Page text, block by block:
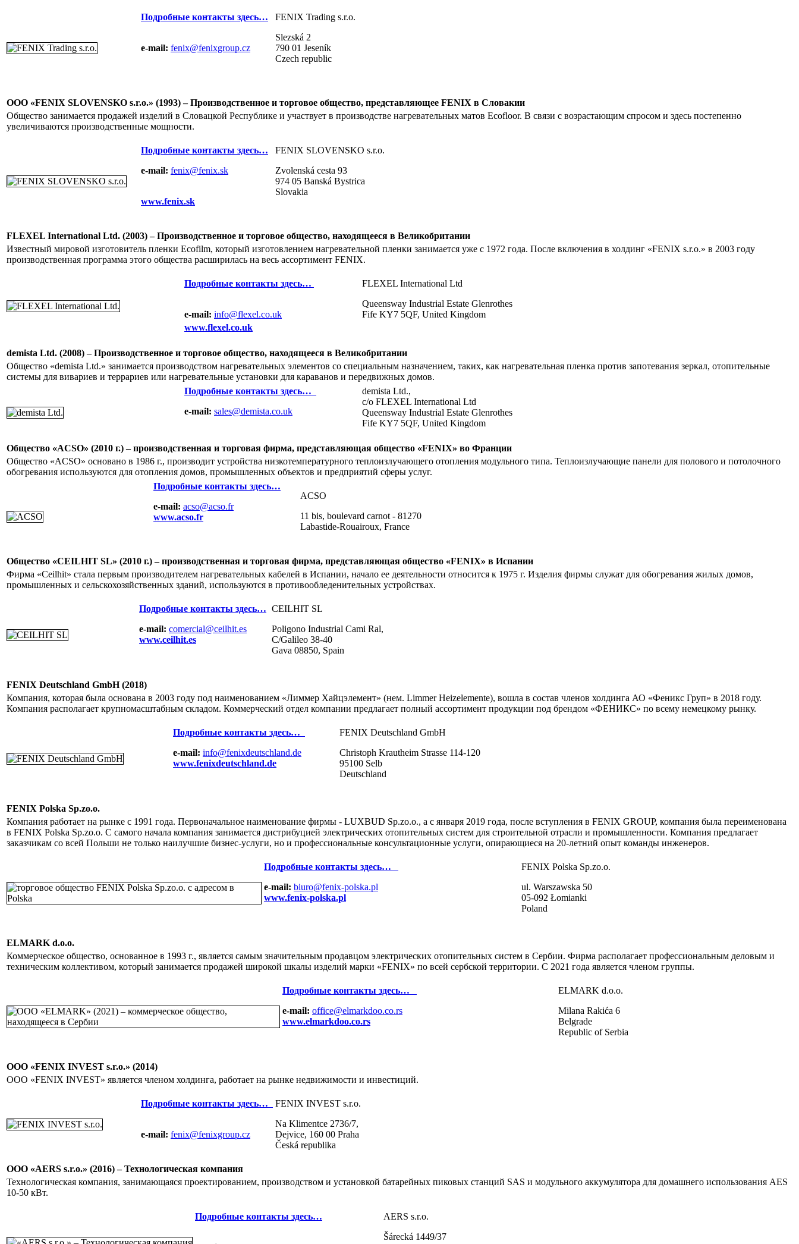
Подробные контакты здесь…
e-mail: fenix@fenixgroup.cz
FENIX Trading s.r.o.
Slezská 2
790 01 Jeseník
Czech republic
ООО «FENIX SLOVENSKO s.r.o.» (1993) – Производственное и торговое общество, представляющее FENIX в Словакии
Общество занимается продажей изделий в Словацкой Республике и участвует в производстве нагревательных матов Ecofloor. В связи с возрастающим спросом и здесь постепенно
увеличиваются производственные мощности.
Подробные контакты здесь…
e-mail: fenix@fenix.sk
www.fenix.sk
FENIX SLOVENSKO s.r.o.
Zvolenská cesta 93
974 05 Banská Bystrica
Slovakia
FLEXEL International Ltd. (2003) – Производственное и торговое общество, находящееся в Великобритании
Известный мировой изготовитель пленки Ecofilm, который изготовлением нагревательной пленки занимается уже с 1972 года. После включения в холдинг «FENIX s.r.o.» в 2003 году
производственная программа этого общества расширилась на весь ассортимент FENIX.
Подробные контакты здесь…
e-mail: info@flexel.co.uk
www.flexel.co.uk
FLEXEL International Ltd
Queensway Industrial Estate Glenrothes
Fife KY7 5QF, United Kingdom
demista Ltd. (2008) – Производственное и торговое общество, находящееся в Великобритании
Общество «demista Ltd.» занимается производством нагревательных элементов со специальным назначением, таких, как нагревательная пленка против запотевания зеркал, отопительные
системы для вивариев и террариев или нагревательные установки для караванов и передвижных домов.
Подробные контакты здесь…
e-mail: sales@demista.co.uk
demista Ltd.,
c/o FLEXEL International Ltd
Queensway Industrial Estate Glenrothes
Fife KY7 5QF, United Kingdom
Общество «ACSO» (2010 г.) – производственная и торговая фирма, представляющая общество «FENIX» во Франции
Общество «ACSO» основано в 1986 г., производит устройства низкотемпературного теплоизлучающего отопления модульного типа. Теплоизлучающие панели для полового и потолочного
обогревания используются для отопления домов, промышленных объектов и предприятий сферы услуг.
Подробные контакты здесь…
e-mail: acso@acso.fr
www.acso.fr
ACSO
11 bis, boulevard carnot - 81270
Labastide-Rouairoux, France
Общество «CEILHIT SL» (2010 г.) – производственная и торговая фирма, представляющая общество «FENIX» в Испании
Фирма «Ceilhit» стала первым производителем нагревательных кабелей в Испании, начало ее деятельности относится к 1975 г. Изделия фирмы служат для обогревания жилых домов,
промышленных и сельскохозяйственных зданий, используются в противообледенительных устройствах.
Подробные контакты здесь…
e-mail: comercial@ceilhit.es
www.ceilhit.es
CEILHIT SL
Poligono Industrial Cami Ral,
C/Galileo 38-40
Gava 08850, Spain
FENIX Deutschland GmbH (2018)
Компания, которая была основана в 2003 году под наименованием «Лиммер Хайцэлемент» (нем. Limmer Heizelemente), вошла в состав членов холдинга АО «Феникс Груп» в 2018 году.
Компания располагает крупномасштабным складом. Коммерческий отдел компании предлагает полный ассортимент продукции под брендом «ФЕНИКС» по всему немецкому рынку.
Подробные контакты здесь…
e-mail: info@fenixdeutschland.de
www.fenixdeutschland.de
FENIX Deutschland GmbH
Christoph Krautheim Strasse 114-120
95100 Selb
Deutschland
FENIX Polska Sp.zo.o.
Компания работает на рынке с 1991 года. Первоначальное наименование фирмы - LUXBUD Sp.zo.o., а с января 2019 года, после вступления в FENIX GROUP, компания была переименована
в FENIX Polska Sp.zo.o. С самого начала компания занимается дистрибуцией электрических отопительных систем для строительной отрасли и промышленности. Компания предлагает
заказчикам со всей Польши не только наилучшие бизнес-услуги, но и профессиональные консультационные услуги, опирающиеся на 20-летний опыт команды инженеров.
Подробные контакты здесь…
e-mail: biuro@fenix-polska.pl
www.fenix-polska.pl
FENIX Polska Sp.zo.o.
ul. Warszawska 50
05-092 Łomianki
Poland
ELMARK d.o.o.
Коммерческое общество, основанное в 1993 г., является самым значительным продавцом электрических отопительных систем в Сербии. Фирма располагает профессиональным деловым и
техническим коллективом, который занимается продажей широкой шкалы изделий марки «FENIX» по всей сербской территории. С 2021 года является членом группы.
Подробные контакты здесь…
e-mail: office@elmarkdoo.co.rs
www.elmarkdoo.co.rs
ELMARK d.o.o.
Milana Rakića 6
Belgrade
Republic of Serbia
ООО «FENIX INVEST s.r.o.» (2014)
ООО «FENIX INVEST» является членом холдинга, работает на рынке недвижимости и инвестиций.
Подробные контакты здесь…
e-mail: fenix@fenixgroup.cz
FENIX INVEST s.r.o.
Na Klimentce 2736/7,
Dejvice, 160 00 Praha
Česká republika
ООО «AERS s.r.o.» (2016) – Технологическая компания
Технологическая компания, занимающаяся проектированием, производством и установкой батарейных пиковых станций SAS и модульного аккумулятора для домашнего использования AES
10-50 кВт.
Подробные контакты здесь…
AERS s.r.o.
Šárecká 1449/37